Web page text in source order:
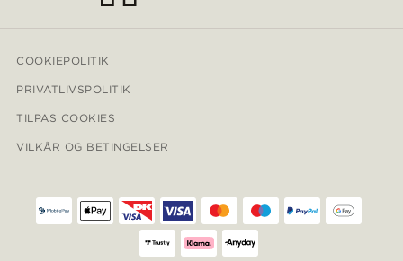
COOKIEPOLITIK
PRIVATLIVSPOLITIK
TILPAS COOKIES
VILKÅR OG BETINGELSER